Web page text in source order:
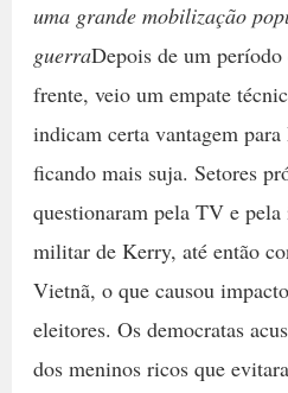
uma grande mobilização
guerraDepois de um
frente, veio um empate
indicam certa vantagem
ficando mais suja. Setores
questionaram pela TV e pela
militar de Kerry, até então
Vietnã, o que causou
eleitores. Os democratas
dos meninos ricos que